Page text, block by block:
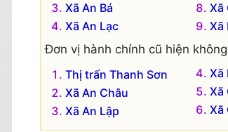
Xã An Bá
Xã An Lạc
Xã
Xã
Đơn vị hành chính cũ hiện
Thị trấn Thanh Sơn
Xã An Châu
Xã An Lập
Xã
Xã
Xã